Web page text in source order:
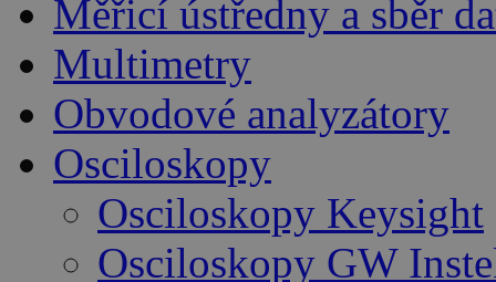
Měřicí ústředny a sběr
Multimetry
Obvodové analyzátory
Osciloskopy
Osciloskopy Keysight
Osciloskopy GW